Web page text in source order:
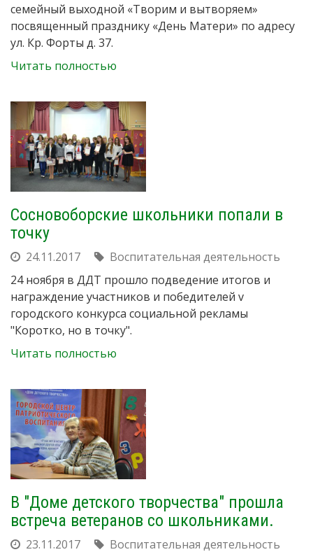
семейный выходной «Творим и вытворяем»
посвященный празднику «День Матери» по адресу
ул. Кр. Форты д. 37.
Читать полностью
Сосновоборские школьники попали в
точку
24.11.2017
Воспитательная деятельность
24 ноября в ДДТ прошло подведение итогов и
награждение учаcтников и победителей v
городского конкурса социальной рекламы
"Коротко, но в точку".
Читать полностью
В "Доме детского творчества" прошла
встреча ветеранов со школьниками.
23.11.2017
Воспитательная деятельность